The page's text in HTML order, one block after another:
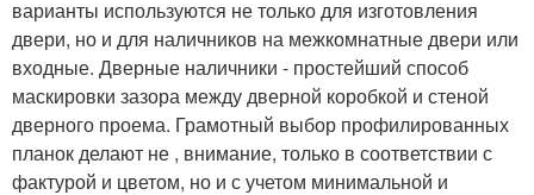
варианты используются не только для изготовления
двери, но и для наличников на межкомнатные двери или
входные. Дверные наличники - простейший способ
маскировки зазора между дверной коробкой и стеной
дверного проема. Грамотный выбор профилированных
планок делают не , внимание, только в соответствии с
фактурой и цветом, но и с учетом минимальной и